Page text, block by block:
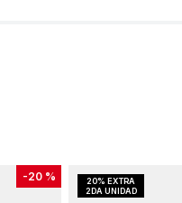
-20 %